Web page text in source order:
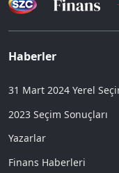
Haberler
31 Mart 2024 Yerel
2023 Seçim Sonuçları
Yazarlar
Finans Haberleri